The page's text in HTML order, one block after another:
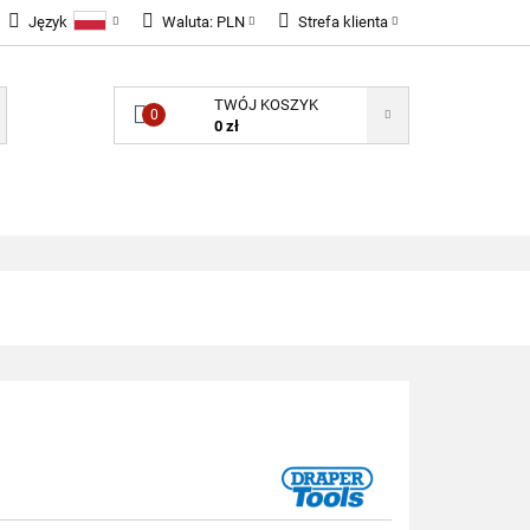
Język Waluta: PLN
EUR
GBP
Strefa klienta
Zarejestruj się
Dodaj zgłoszenie
0
TWÓJ KOSZYK
0 zł